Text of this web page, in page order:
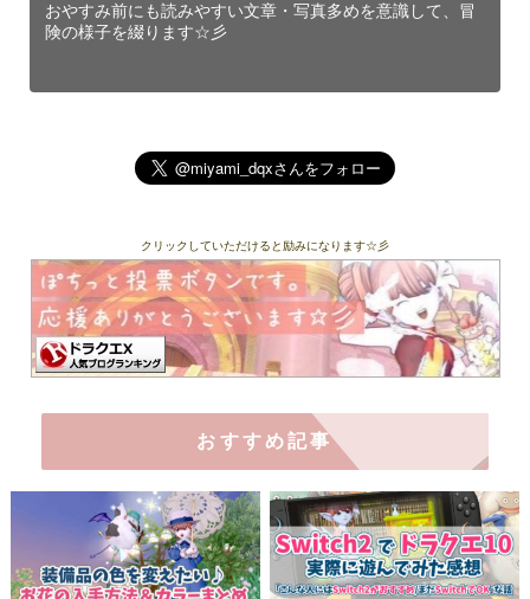
おやすみ前にも読みやすい文章・写真多めを意識して、冒
険の様子を綴ります☆彡
クリックしていただけると励みになります☆彡
おすすめ記事